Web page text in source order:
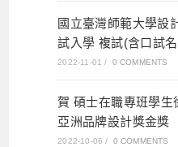
國立臺灣師範大學設
試入學 複試(含口試
2022-11-01 / 0 COMMENTS
賀 碩士在職專班學生
亞洲品牌設計獎金獎
2022-10-06 / 0 COMMENTS